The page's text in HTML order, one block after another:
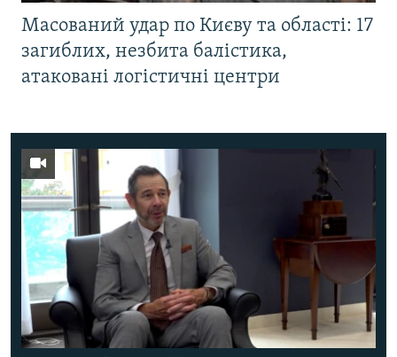
Масований удар по Києву та області: 17
загиблих, незбита балістика,
атаковані логістичні центри